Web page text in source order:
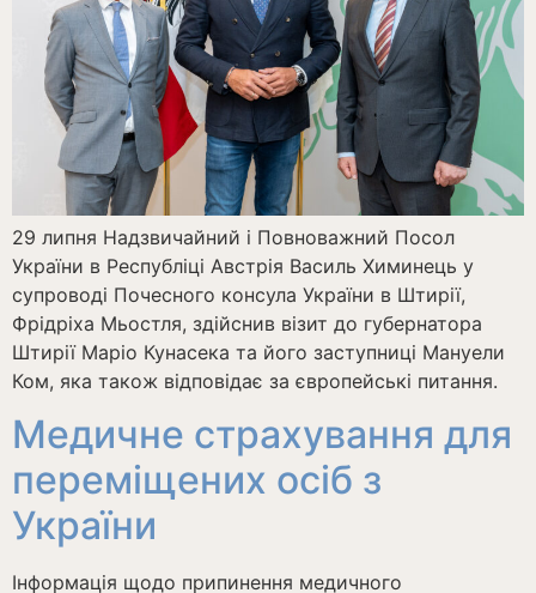
29 липня Надзвичайний і Повноважний Посол
України в Республіці Австрія Василь Химинець у
супроводі Почесного консула України в Штирії,
Фрідріха Мьостля, здійснив візит до губернатора
Штирії Маріо Кунасекa та його заступниці Мануели
Ком, яка також відповідає за європейські питання.
Медичне страхування для
переміщених осіб з
України
Інформація щодо припинення медичного